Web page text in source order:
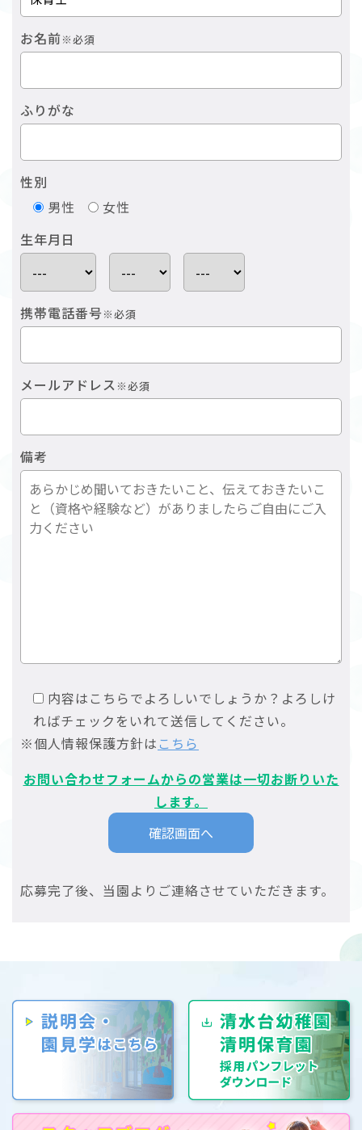
お名前※必須
ふりがな
性別
男性
女性
生年月日
携帯電話番号※必須
メールアドレス ※必須
備考
内容はこちらでよろしいでしょうか？よろしけ
ればチェックをいれて送信してください。
※個人情報保護方針は こちら
お問い合わせフォームからの営業は一切お断りいた
します。
応募完了後、当園よりご連絡させていただきます。